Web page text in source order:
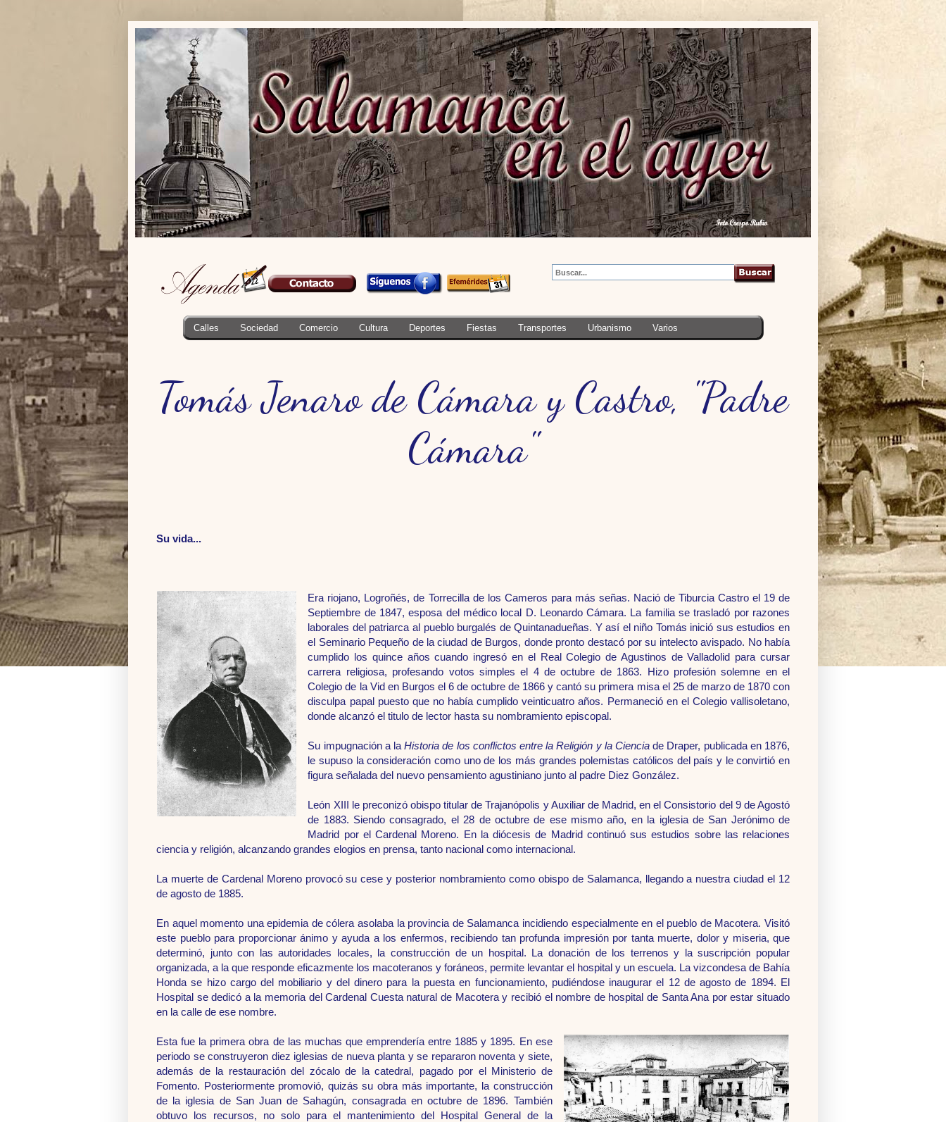
Calles Sociedad Comercio Cultura Deportes Fiestas Transportes Urbanismo Varios
Tomás Jenaro de Cámara y Castro, "Padre
Cámara"
Su vida...
Era riojano, Logroñés, de Torrecilla de los Cameros para más señas. Nació de Tiburcia Castro el 19 de
Septiembre de 1847, esposa del médico local D. Leonardo Cámara. La familia se trasladó por razones
laborales del patriarca al pueblo burgalés de Quintanadueñas. Y así el niño Tomás inició sus estudios en
el Seminario Pequeño de la ciudad de Burgos, donde pronto destacó por su intelecto avispado. No había
cumplido los quince años cuando ingresó en el Real Colegio de Agustinos de Valladolid para cursar
carrera religiosa, profesando votos simples el 4 de octubre de 1863. Hizo profesión solemne en el
Colegio de la Vid en Burgos el 6 de octubre de 1866 y cantó su primera misa el 25 de marzo de 1870 con
disculpa papal puesto que no había cumplido veinticuatro años. Permaneció en el Colegio vallisoletano,
donde alcanzó el titulo de lector hasta su nombramiento episcopal.
Su impugnación a laHistoria de los conflictos entre la Religión y la Ciencia de Draper, publicada en 1876,
le supuso la consideración como uno de los más grandes polemistas católicos del país y le convirtió en
figura señalada del nuevo pensamiento agustiniano junto al padre Diez González.
León XIII le preconizó obispo titular de Trajanópolis y Auxiliar de Madrid, en el Consistorio del 9 de Agostó
de 1883. Siendo consagrado, el 28 de octubre de ese mismo año, en la iglesia de San Jerónimo de
Madrid por el Cardenal Moreno. En la diócesis de Madrid continuó sus estudios sobre las relaciones
ciencia y religión, alcanzando grandes elogios en prensa, tanto nacional como internacional.
La muerte de Cardenal Moreno provocó su cese y posterior nombramiento como obispo de Salamanca, llegando a nuestra ciudad el 12
de agosto de 1885.
En aquel momento una epidemia de cólera asolaba la provincia de Salamanca incidiendo especialmente en el pueblo de Macotera. Visitó
este pueblo para proporcionar ánimo y ayuda a los enfermos, recibiendo tan profunda impresión por tanta muerte, dolor y miseria, que
determinó, junto con las autoridades locales, la construcción de un hospital. La donación de los terrenos y la suscripción popular
organizada, a la que responde eficazmente los macoteranos y foráneos, permite levantar el hospital y un escuela. La vizcondesa de Bahía
Honda se hizo cargo del mobiliario y del dinero para la puesta en funcionamiento, pudiéndose inaugurar el 12 de agosto de 1894. El
Hospital se dedicó a la memoria del Cardenal Cuesta natural de Macotera y recibió el nombre de hospital de Santa Ana por estar situado
en la calle de ese nombre.
Esta fue la primera obra de las muchas que emprendería entre 1885 y 1895. En ese
periodo se construyeron diez iglesias de nueva planta y se repararon noventa y siete,
además de la restauración del zócalo de la catedral, pagado por el Ministerio de
Fomento. Posteriormente promovió, quizás su obra más importante, la construcción
de la iglesia de San Juan de Sahagún, consagrada en octubre de 1896. También
obtuvo los recursos, no solo para el mantenimiento del Hospital General de la